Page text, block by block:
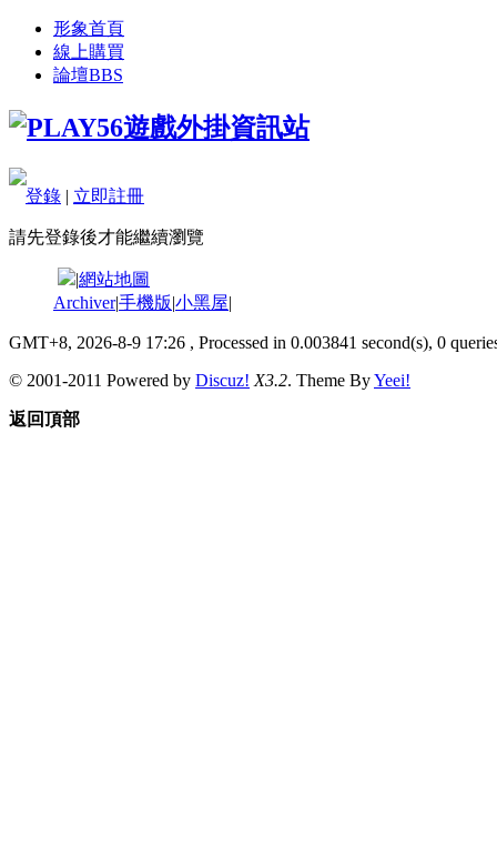
形象首頁
線上購買
論壇BBS
登錄 | 立即註冊
請先登錄後才能繼續瀏覽
|網站地圖
Archiver|手機版|小黑屋|
GMT+8, 2026-8-9 17:26 , Processed in 0.003841 second(s), 0
© 2001-2011 Powered by Discuz! X3.2. Theme ByYeei!
返回頂部